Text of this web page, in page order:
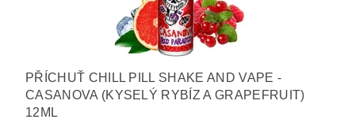
PŘÍCHUŤ CHILL PILL SHAKE AND VAPE -
CASANOVA (KYSELÝ RYBÍZ A GRAPEFRUIT)
12ML